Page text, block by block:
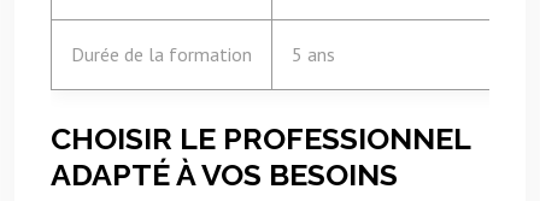
Durée de la formation 5 ans
CHOISIR LE PROFESSIONNEL
ADAPTÉ À VOS BESOINS